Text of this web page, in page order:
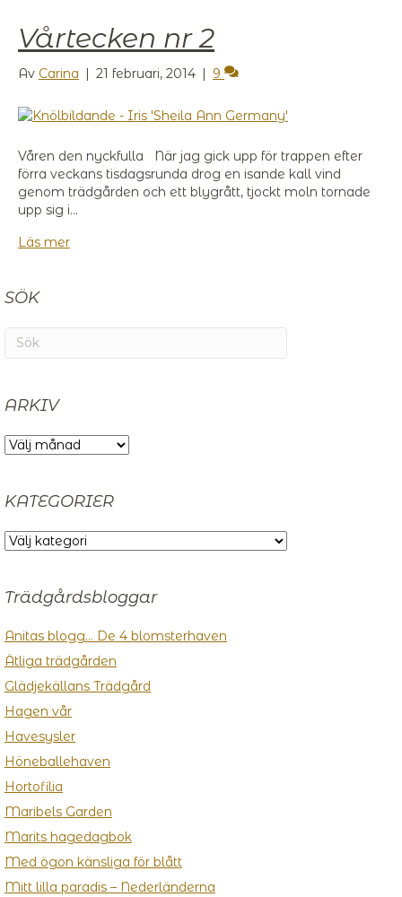
Vårtecken nr 2
Av Carina | 21 februari, 2014 | 9
Våren den nyckfulla När jag gick upp för trappen efter
förra veckans tisdagsrunda drog en isande kall vind
genom trädgården och ett blygrått, tjockt moln tornade
upp sig i…
Läs mer
SÖK
ARKIV
ARKIV
KATEGORIER
KATEGORIER
Trädgårdsbloggar
Anitas blogg… De 4 blomsterhaven
Ätliga trädgården
Glädjekällans Trädgård
Hagen vår
Havesysler
Höneballehaven
Hortofilia
Maribels Garden
Marits hagedagbok
Med ögon känsliga för blått
Mitt lilla paradis – Nederländerna